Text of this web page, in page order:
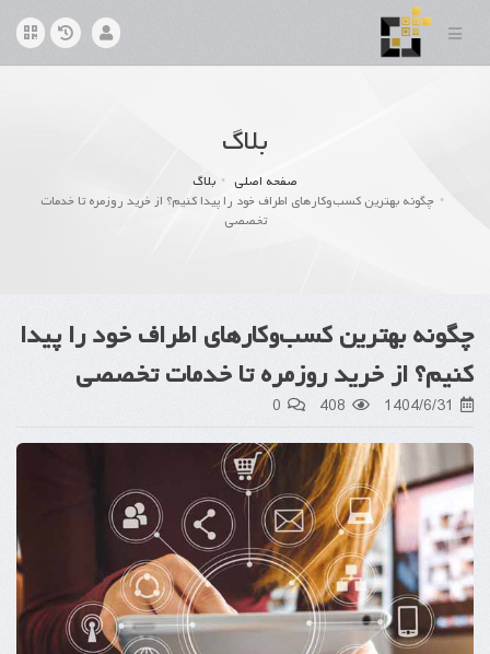
بلاگ
صفحه اصلی
بلاگ
چگونه بهترین کسب‌وکارهای اطراف خود را پیدا کنیم؟ از خرید روزمره تا خدمات
تخصصی
چگونه بهترین کسب‌وکارهای اطراف خود را پیدا
کنیم؟ از خرید روزمره تا خدمات تخصصی
1404/6/31
408
0